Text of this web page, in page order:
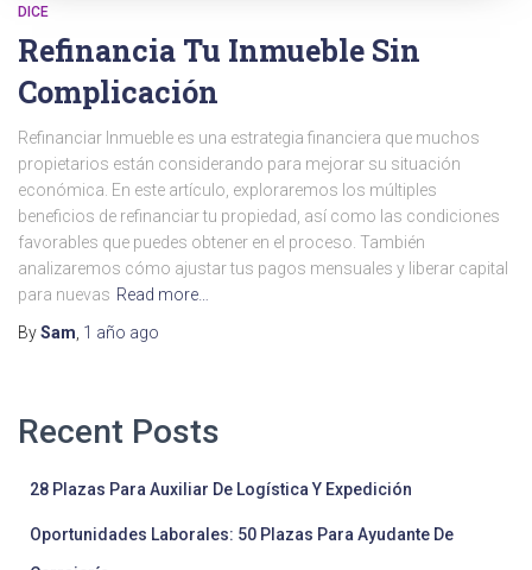
DICE
Refinancia Tu Inmueble Sin
Complicación
Refinanciar Inmueble es una estrategia financiera que muchos
propietarios están considerando para mejorar su situación
económica. En este artículo, exploraremos los múltiples
beneficios de refinanciar tu propiedad, así como las condiciones
favorables que puedes obtener en el proceso. También
analizaremos cómo ajustar tus pagos mensuales y liberar capital
para nuevas Read more…
BySam 1 año ago
Recent Posts
28 Plazas Para Auxiliar De Logística Y Expedición
Oportunidades Laborales: 50 Plazas Para Ayudante De